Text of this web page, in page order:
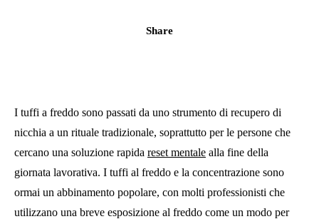
Share
I tuffi a freddo sono passati da uno strumento di recupero di
nicchia a un rituale tradizionale, soprattutto per le persone che
cercano una soluzione rapida reset mentale alla fine della
giornata lavorativa. I tuffi al freddo e la concentrazione sono
ormai un abbinamento popolare, con molti professionisti che
utilizzano una breve esposizione al freddo come un modo per